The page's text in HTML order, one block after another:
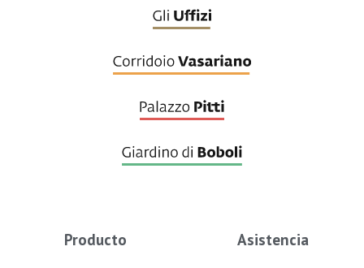
Producto Asistencia